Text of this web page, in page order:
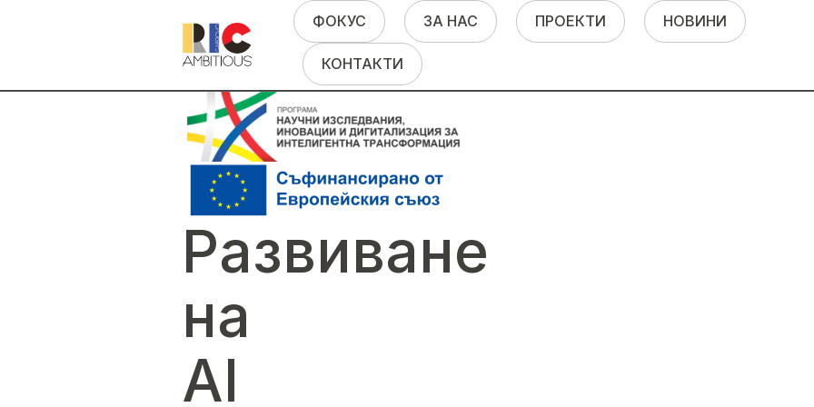
ФОКУС ЗА НАС ПРОЕКТИ НОВИНИ
КОНТАКТИ
Развиване
на
AI